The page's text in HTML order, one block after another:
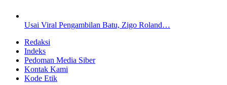
Usai Viral Pengambilan Batu, Zigo Roland…
Redaksi
Indeks
Pedoman Media Siber
Kontak Kami
Kode Etik